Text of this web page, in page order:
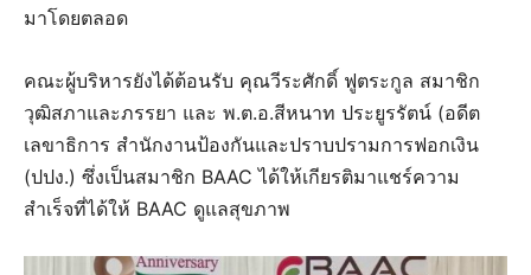
มาโดยตลอด
คณะผู้บริหารยังได้ต้อนรับ คุณวีระศักดิ์ ฟูตระกูล สมาชิก
วุฒิสภาและภรรยา และ พ.ต.อ.สีหนาท ประยูรรัตน์ (อดีต
เลขาธิการ สำนักงานป้องกันและปราบปรามการฟอกเงิน
(ปปง.) ซึ่งเป็นสมาชิก BAAC ได้ให้เกียรติมาแชร์ความ
สำเร็จที่ได้ให้ BAAC ดูแลสุขภาพ